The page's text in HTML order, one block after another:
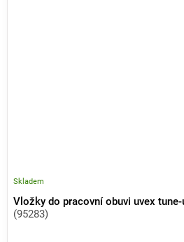
Vložky do pracovní obuvi uvex
(95283)
Skladem